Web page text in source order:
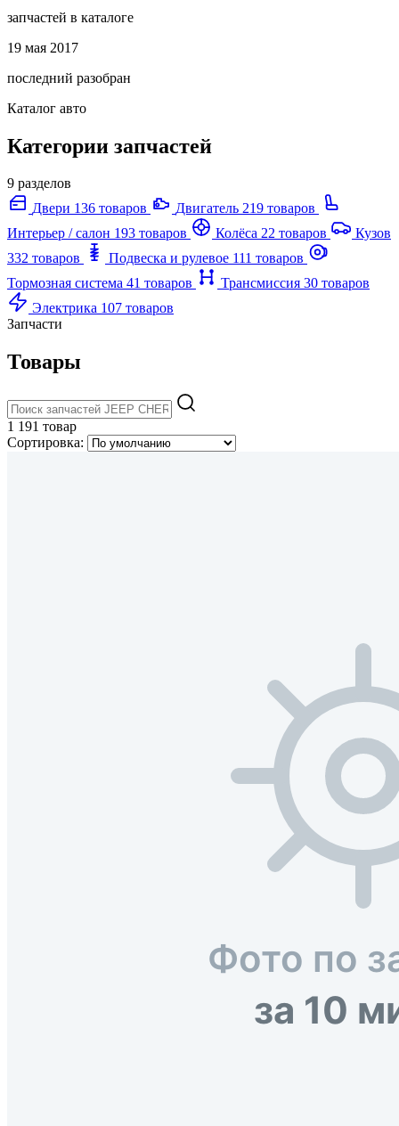
запчастей в каталоге
19 мая 2017
последний разобран
Каталог авто
Категории запчастей
9 разделов
Двери 136 товаров Двигатель 219 товаров
Интерьер / салон 193 товаров Колёса 22 товаров
Кузов
332 товаров
Подвеска и рулевое 111 товаров
Тормозная система 41 товаров Трансмиссия 30 товаров
Электрика 107 товаров
Запчасти
Товары
1 191 товар
Сортировка: